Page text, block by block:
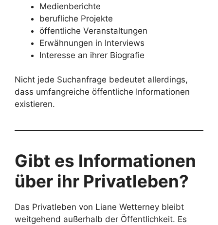
Medienberichte
berufliche Projekte
öffentliche Veranstaltungen
Erwähnungen in Interviews
Interesse an ihrer Biografie
Nicht jede Suchanfrage bedeutet allerdings,
dass umfangreiche öffentliche Informationen
existieren.
Gibt es Informationen
über ihr Privatleben?
Das Privatleben von Liane Wetterney bleibt
weitgehend außerhalb der Öffentlichkeit. Es